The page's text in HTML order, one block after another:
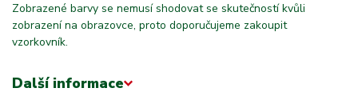
Zobrazené barvy se nemusí shodovat se skutečností kvůli
zobrazení na obrazovce, proto doporučujeme zakoupit
vzorkovník.
Další informace